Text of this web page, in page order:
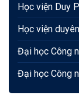
Học viện Duy
Học viện
Đại học Công
Đại học Công